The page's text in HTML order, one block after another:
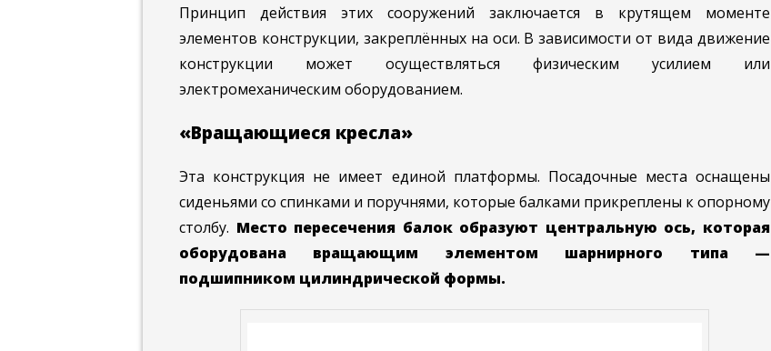
Принцип действия этих сооружений заключается в крутящем моменте
элементов конструкции, закреплённых на оси. В зависимости от вида движение
конструкции может осуществляться физическим усилием или
электромеханическим оборудованием.
«Вращающиеся кресла»
Эта конструкция не имеет единой платформы. Посадочные места оснащены
сиденьями со спинками и поручнями, которые балками прикреплены к опорному
столбу. Место пересечения балок образуют центральную ось, которая
оборудована вращающим элементом шарнирного типа —
подшипником цилиндрической формы.